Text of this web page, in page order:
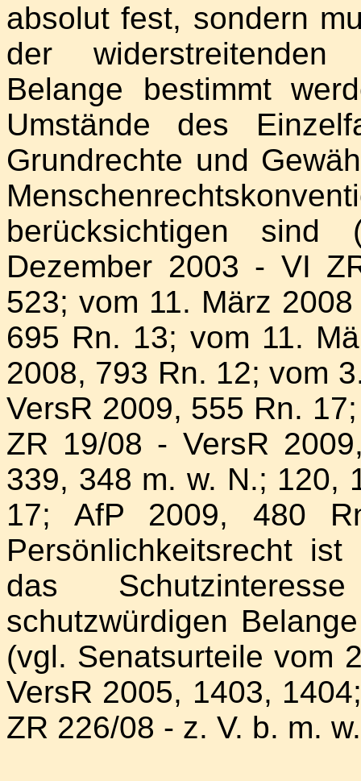
absolut fest, sondern
der widerstreitenden
Belange bestimmt
Umstände des
Grundrechte und
berücksichtigen
Dezember 2003 - VI
523; vom 11. März
695 Rn. 13; vom 11.
2008, 793 Rn. 12; vom
VersR 2009, 555 Rn.
ZR 19/08 - VersR
339, 348 m. w. N.; 120,
17; AfP 2009, 480
Persönlichkeitsrecht
das
schutzwürdigen
(vgl. Senatsurteile vom
VersR 2005, 1403,
ZR 226/08 - z. V. b. m.